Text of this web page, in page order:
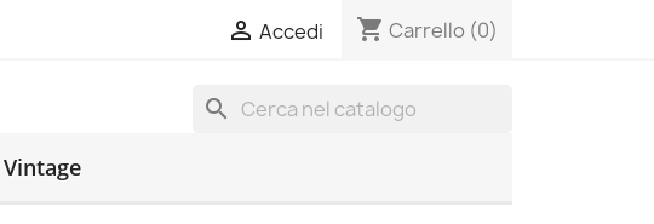
 Accedi shopping_cart Carrello (0)
search
Vintage